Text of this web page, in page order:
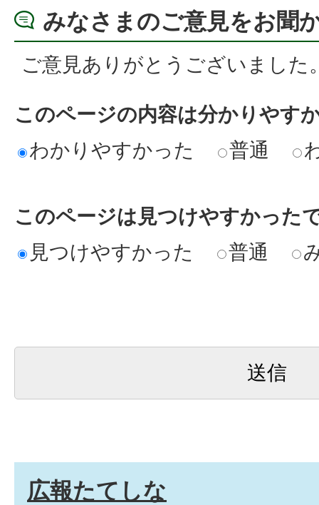
みなさまのご意見をお聞
ご意見ありがとうございました
このページの内容は分かりやす
わかりやすかった
普通
このページは見つけやすかった
見つけやすかった
普通
広報たてしな